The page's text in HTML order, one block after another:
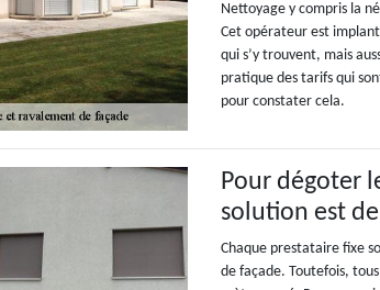
Nettoyage y compris la
Cet opérateur est
qui s’y trouvent, mais
pratique des tarifs qui
pour constater cela.
Pour dégoter
solution est
Chaque prestataire fixe
de façade. Toutefois,